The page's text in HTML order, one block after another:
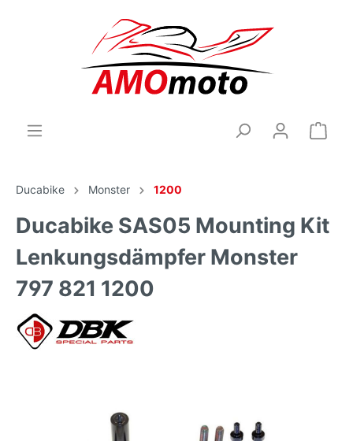
Ducabike Monster 1200
Ducabike SAS05 Mounting Kit
Lenkungsdämpfer Monster
797 821 1200